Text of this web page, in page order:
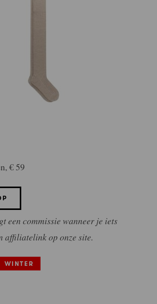
€ 59
een commissie wanneer je iets
affiliatelink op onze site.
WINTER